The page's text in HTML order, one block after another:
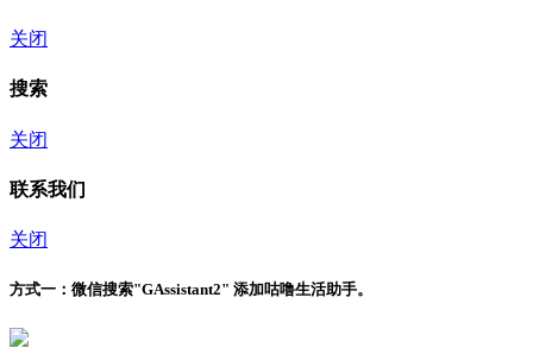
关闭
搜索
关闭
联系我们
关闭
方式一： 微信搜索"GAssistant2" 添加咕噜生活助手。